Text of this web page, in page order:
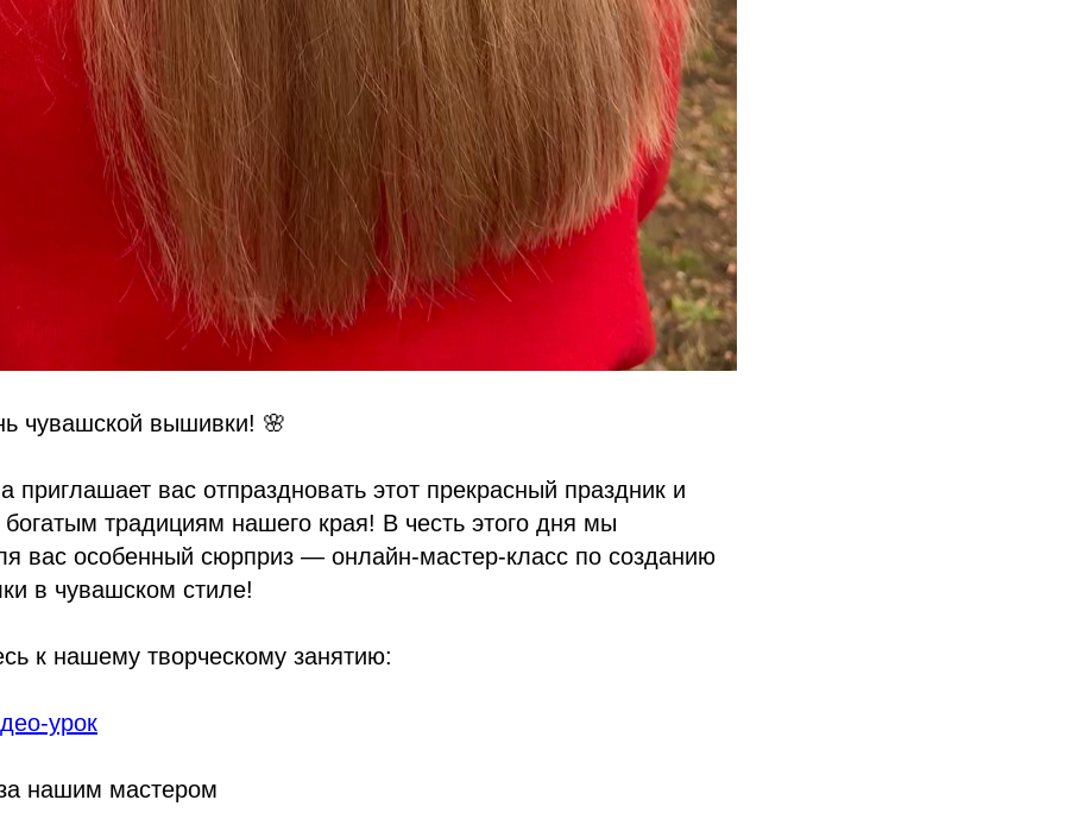
чувашской вышивки! 🌸
приглашает вас отпраздновать этот прекрасный праздник и
богатым традициям нашего края! В честь этого дня мы
вас особенный сюрприз — онлайн-мастер-класс по созданию
в чувашском стиле!
к нашему творческому занятию:
урок
нашим мастером